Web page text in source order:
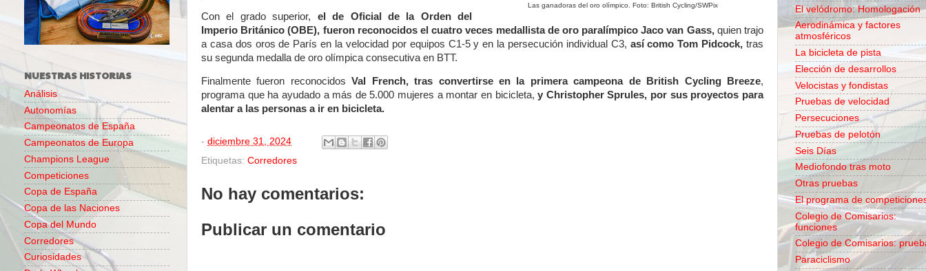
Las ganadoras del oro olímpico. Foto: British Cycling/SWPix
Con el grado superior, el de Oficial de la Orden del
Imperio Británico (OBE), fueron reconocidos el cuatro veces medallista de oro paralímpico Jaco van Gass,quien trajo
a casa dos oros de París en la velocidad por equipos C1-5 y en la persecución individual C3, así como Tom Pidcock, tras
su segunda medalla de oro olímpica consecutiva en BTT.
Finalmente fueron reconocidosVal French, tras convertirse en la primera campeona de British Cycling Breeze,
programa que ha ayudado a más de 5.000 mujeres a montar en bicicleta,y Christopher Sprules, por sus proyectos para
alentar a las personas a ir en bicicleta.
- diciembre 31, 2024
Etiquetas: Corredores
No hay comentarios:
Publicar un comentario
NUESTRAS HISTORIAS
Análisis
Autonomías
Campeonatos de España
Campeonatos de Europa
Champions League
Competiciones
Copa de España
Copa de las Naciones
Copa del Mundo
Corredores
Curiosidades
El velódromo: Homologación
Aerodinámica y factores
atmosféricos
La bicicleta de pista
Elección de desarrollos
Velocistas y fondistas
Pruebas de velocidad
Persecuciones
Pruebas de pelotón
Seis Días
Mediofondo tras moto
Otras pruebas
El programa de
Colegio de Comisarios:
funciones
Colegio de Comisarios:
Paraciclismo